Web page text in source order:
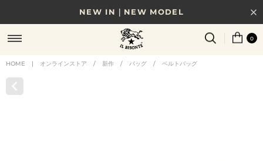
NEW IN｜NEW MODEL
8/17(月)10時まで｜税込11,000円以上で送料無料
贈る相手やシーンから選べる、新しいギフトガイド
0
HOME | オンラインストア / 新作 / バッグ / ベルトバッグ